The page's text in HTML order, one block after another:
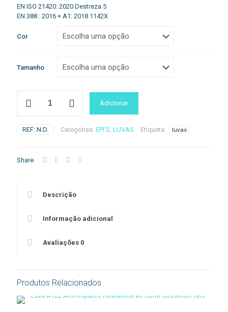
EN ISO 21420: 2020 Destreza 5
EN 388 : 2016 + A1: 2018 1142X
Cor
Tamanho
-
Luva
Plus
Adicionar
REF: N.D. Categorias: EPI'S, LUVAS Etiqueta: luvas
Share
Descrição
Informação adicional
Avaliações 0
Produtos Relacionados